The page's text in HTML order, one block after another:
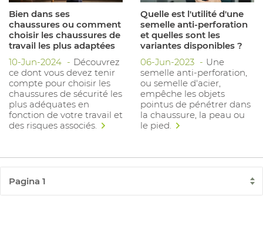
Bien dans ses
chaussures ou comment
choisir les chaussures de
travail les plus adaptées
10-Jun-2024
Découvrez
ce dont vous devez tenir
compte pour choisir les
chaussures de sécurité les
plus adéquates en
fonction de votre travail et
des risques associés.
Quelle est l'utilité d'une
semelle anti-perforation
et quelles sont les
variantes disponibles ?
06-Jun-2023
Une
semelle anti-perforation,
ou semelle d'acier,
empêche les objets
pointus de pénétrer dans
la chaussure, la peau ou
le pied.